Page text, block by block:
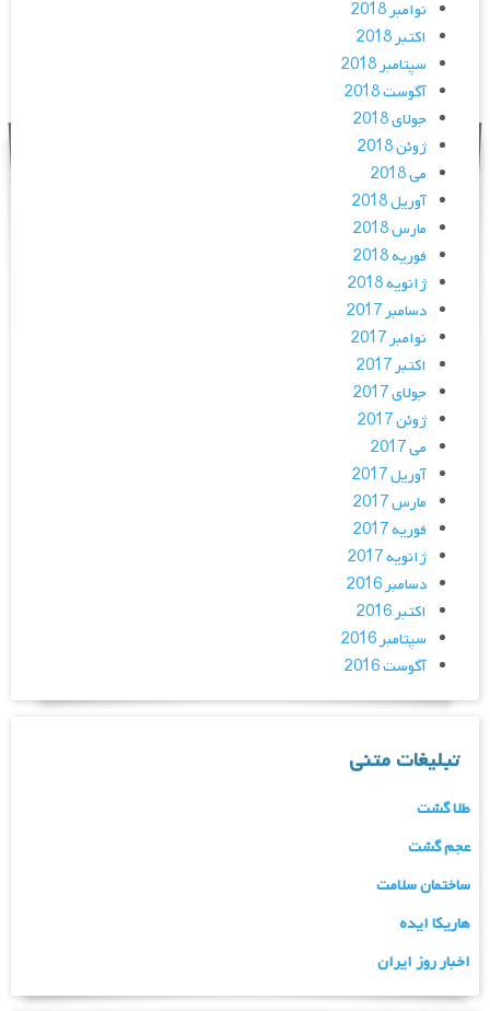
نوامبر 2018
اکتبر 2018
سپتامبر 2018
آگوست 2018
جولای 2018
ژوئن 2018
می 2018
آوریل 2018
مارس 2018
فوریه 2018
ژانویه 2018
دسامبر 2017
نوامبر 2017
اکتبر 2017
جولای 2017
ژوئن 2017
می 2017
آوریل 2017
مارس 2017
فوریه 2017
ژانویه 2017
دسامبر 2016
اکتبر 2016
سپتامبر 2016
آگوست 2016
تبلیغات متنی
طلا گشت
عجم گشت
ساختمان سلامت
هاریکا ایده
اخبار روز ایران